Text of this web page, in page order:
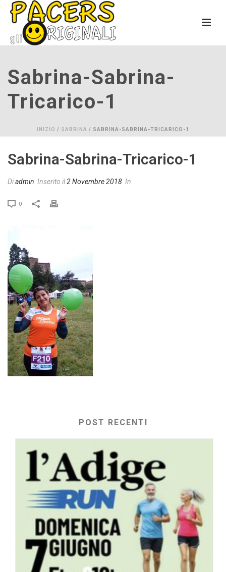
Sabrina-Sabrina-
Tricarico-1
INIZIO / SABRINA / SABRINA-SABRINA-TRICARICO-1
Sabrina-Sabrina-Tricarico-1
Diadmin Inserito il2 Novembre 2018 In
0
POST RECENTI